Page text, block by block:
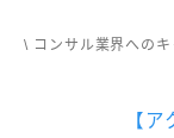
\ コンサル業界への
【